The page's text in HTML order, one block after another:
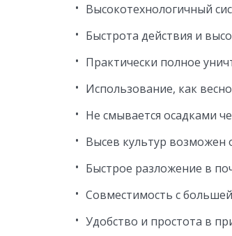
Высокотехнологичный
Быстрота действия и
Практически полное
Использование, как
Не смывается осадками
Высев культур возможен
Быстрое разложение в
Совместимость с
Удобство и простота в